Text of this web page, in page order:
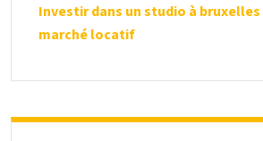
Investir dans un studio à bruxelles
marché locatif